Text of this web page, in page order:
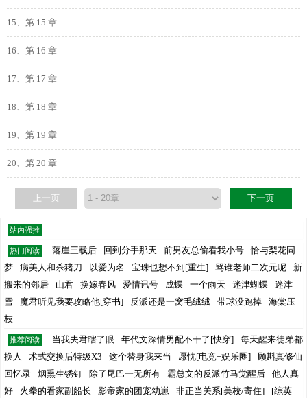
15、第 15 章
16、第 16 章
17、第 17 章
18、第 18 章
19、第 19 章
20、第 20 章
上一页 下一页
站内强推
热门阅读 落崖三载后 回到分手那天 前男友总偷看我小号
恰与梨花同
梦
病美人和杀猪刀 以爱为名 宝珠也想不到[重生] 骂谁老师二次元呢
新
搬来的邻居
山君 换嫁春风 爱情讯号 成蝶 一个雨天 迷津蝴蝶
迷津
雪
魔君听见我要攻略他[穿书] 反派还是一窝毛绒绒 带球没跑掉
海棠压
枝
推荐阅读 当我夫君瞎了眼 年代文深情男配不干了[快穿]
每天醒来徒弟都
换人
术式交换后特级X3 这个替身我来当 愿忱[电竞+娱乐圈]
顾斟真修仙
回忆录
烟熏生锈钉 除了尾巴一无所有 霸总文的反派竹马觉醒后
他人真
好
火拳的看家副船长 影帝家的团宠幼崽 非正当关系[美校/寄住] [综英